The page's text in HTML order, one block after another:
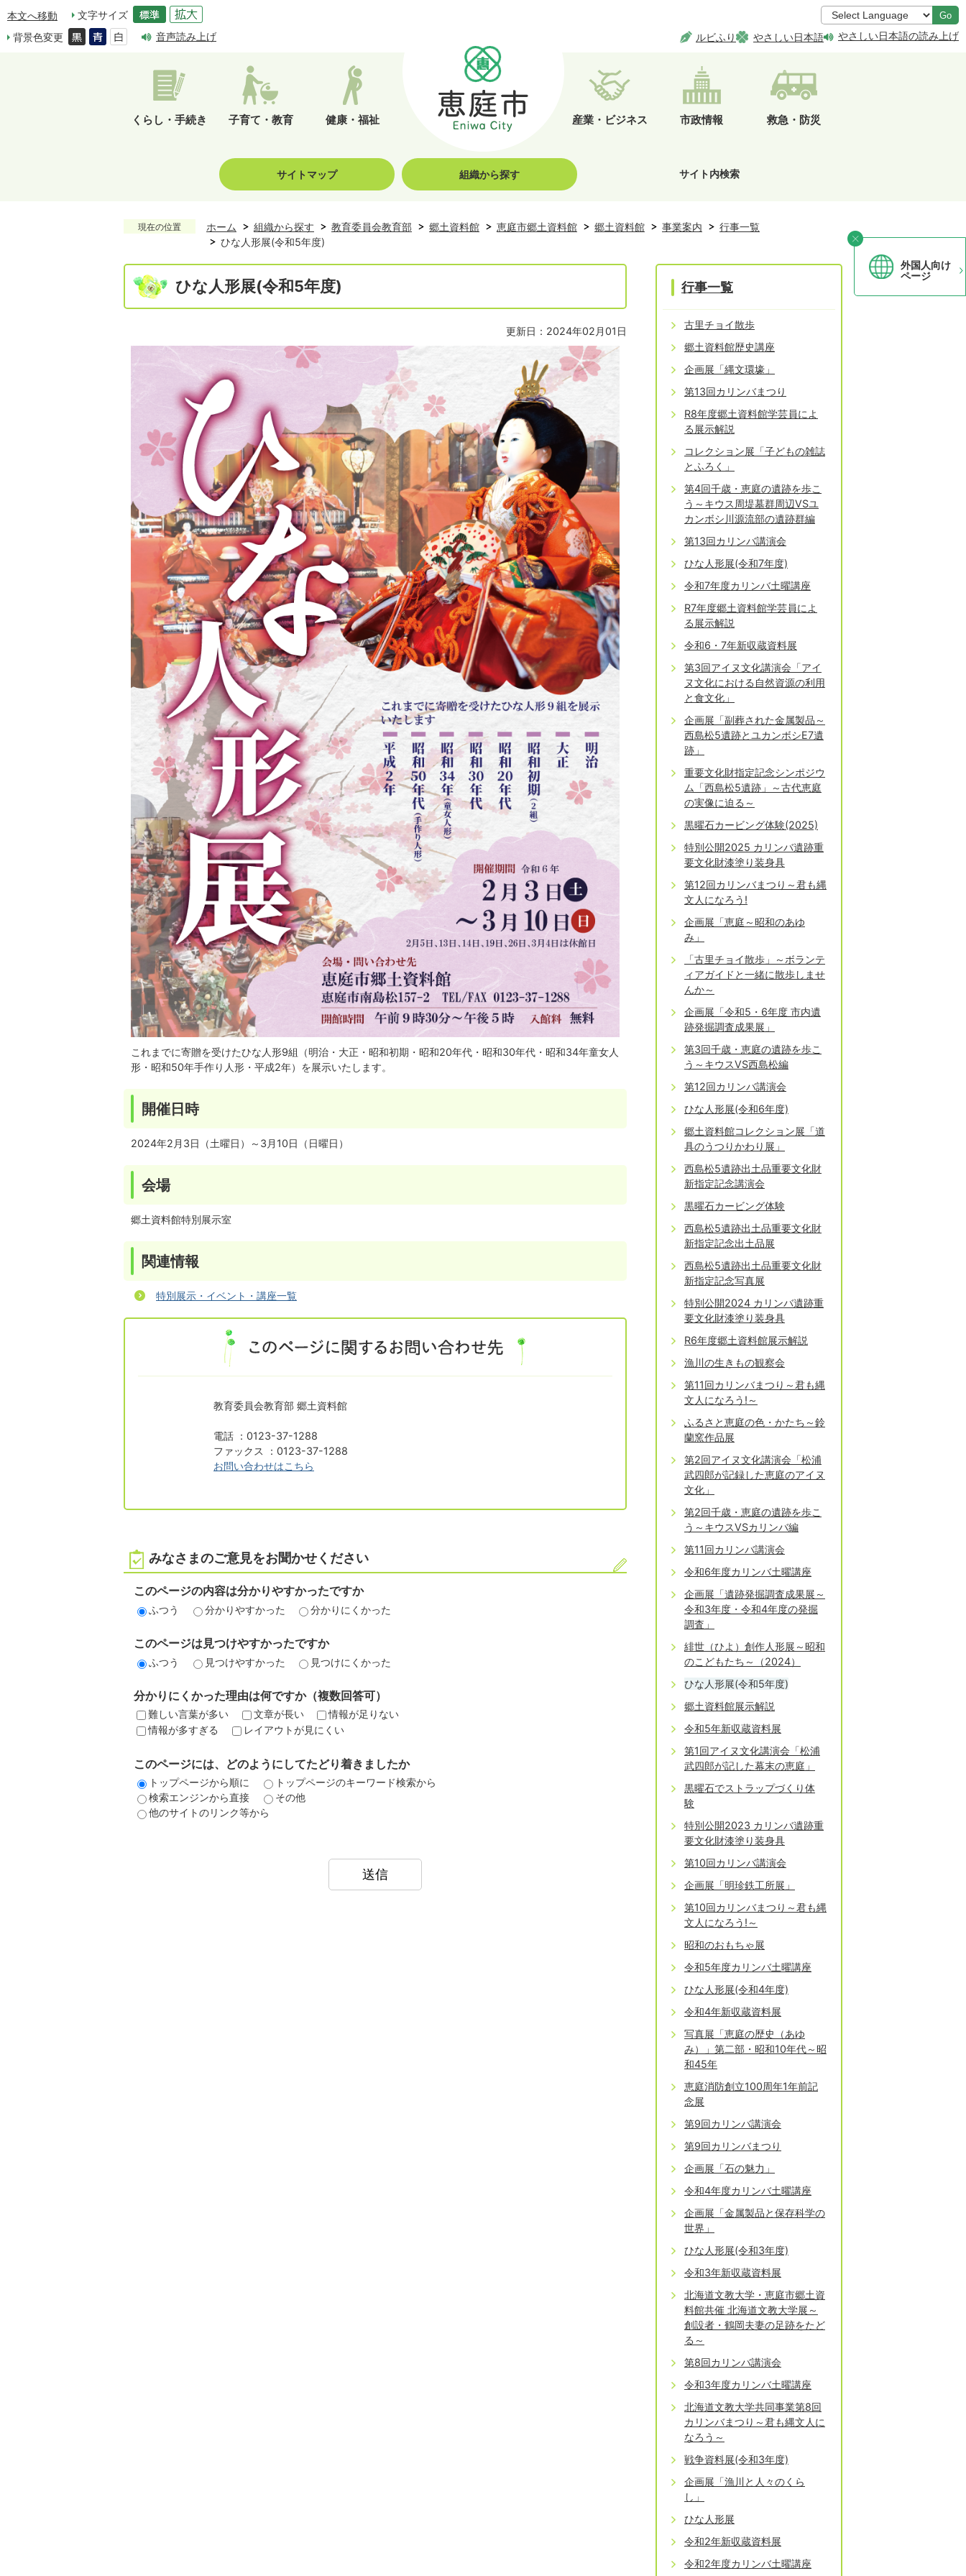
本文へ移動
文字サイズ
背景色変更
音声読み上げ
Go
ルビふり やさしい日本語 やさしい日本語の読み上げ
くらし・手続き 子育て・教育 健康・福祉 産業・ビジネス 市政情報 救急・防災
サイトマップ 組織から探す サイト内検索
外国人向け
ページ
現在の位置 ホーム 組織から探す 教育委員会教育部 郷土資料館 恵庭市郷土資料館 郷土資料館 事業案内
行事一覧
ひな人形展(令和5年度)
ひな人形展(令和5年度)
更新日：2024年02月01日
これまでに寄贈を受けたひな人形9組（明治・大正・昭和初期・昭和20年代・昭和30年代・昭和34年童女人
形・昭和50年手作り人形・平成2年）を展示いたします。
開催日時
2024年2月3日（土曜日）～3月10日（日曜日）
会場
郷土資料館特別展示室
関連情報
特別展示・イベント・講座一覧
教育委員会教育部 郷土資料館
電話 ：0123-37-1288
ファックス ：0123-37-1288
お問い合わせはこちら
みなさまのご意見をお聞かせください
このページの内容は分かりやすかったですか
ふつう 分かりやすかった 分かりにくかった
このページは見つけやすかったですか
ふつう 見つけやすかった 見つけにくかった
分かりにくかった理由は何ですか（複数回答可）
難しい言葉が多い 文章が長い
情報が足りない
情報が多すぎる
レイアウトが見にくい
このページには、どのようにしてたどり着きましたか
トップページから順に
トップページのキーワード検索から
検索エンジンから直接
その他
他のサイトのリンク等から
行事一覧
古里チョイ散歩
郷土資料館歴史講座
企画展「縄文環壕」
第13回カリンバまつり
R8年度郷土資料館学芸員によ
る展示解説
コレクション展「子どもの雑誌
とふろく」
第4回千歳・恵庭の遺跡を歩こ
う～キウス周堤墓群周辺VSユ
カンボシ川源流部の遺跡群編
第13回カリンバ講演会
ひな人形展(令和7年度)
令和7年度カリンバ土曜講座
R7年度郷土資料館学芸員によ
る展示解説
令和6・7年新収蔵資料展
第3回アイヌ文化講演会「アイ
ヌ文化における自然資源の利用
と食文化」
企画展「副葬された金属製品～
西島松5遺跡とユカンボシE7遺
跡」
重要文化財指定記念シンポジウ
ム「西島松5遺跡」～古代恵庭
の実像に迫る～
黒曜石カービング体験(2025)
特別公開2025 カリンバ遺跡重
要文化財漆塗り装身具
第12回カリンバまつり～君も縄
文人になろう!
企画展「恵庭～昭和のあゆ
み」
「古里チョイ散歩」～ボランテ
ィアガイドと一緒に散歩しませ
んか～
企画展「令和5・6年度 市内遺
跡発掘調査成果展」
第3回千歳・恵庭の遺跡を歩こ
う～キウスVS西島松編
第12回カリンバ講演会
ひな人形展(令和6年度)
郷土資料館コレクション展「道
具のうつりかわり展」
西島松5遺跡出土品重要文化財
新指定記念講演会
黒曜石カービング体験
西島松5遺跡出土品重要文化財
新指定記念出土品展
西島松5遺跡出土品重要文化財
新指定記念写真展
特別公開2024 カリンバ遺跡重
要文化財漆塗り装身具
R6年度郷土資料館展示解説
漁川の生きもの観察会
第11回カリンバまつり～君も縄
文人になろう!～
ふるさと恵庭の色・かたち～鈴
蘭窯作品展
第2回アイヌ文化講演会「松浦
武四郎が記録した恵庭のアイヌ
文化」
第2回千歳・恵庭の遺跡を歩こ
う～キウスVSカリンバ編
第11回カリンバ講演会
令和6年度カリンバ土曜講座
企画展「遺跡発掘調査成果展～
令和3年度・令和4年度の発掘
調査」
緋世（ひよ）創作人形展～昭和
のこどもたち～（2024）
ひな人形展(令和5年度)
郷土資料館展示解説
令和5年新収蔵資料展
第1回アイヌ文化講演会「松浦
武四郎が記した幕末の恵庭」
黒曜石でストラップづくり体
験
特別公開2023 カリンバ遺跡重
要文化財漆塗り装身具
第10回カリンバ講演会
企画展「明珍鉄工所展」
第10回カリンバまつり～君も縄
文人になろう!～
昭和のおもちゃ展
令和5年度カリンバ土曜講座
ひな人形展(令和4年度)
令和4年新収蔵資料展
写真展「恵庭の歴史（あゆ
み）」第二部・昭和10年代～昭
和45年
恵庭消防創立100周年1年前記
念展
第9回カリンバ講演会
第9回カリンバまつり
企画展「石の魅力」
令和4年度カリンバ土曜講座
企画展「金属製品と保存科学の
世界」
ひな人形展(令和3年度)
令和3年新収蔵資料展
北海道文教大学・恵庭市郷土資
料館共催 北海道文教大学展～
創設者・鶴岡夫妻の足跡をたど
る～
第8回カリンバ講演会
令和3年度カリンバ土曜講座
北海道文教大学共同事業第8回
カリンバまつり～君も縄文人に
なろう～
戦争資料展(令和3年度)
企画展「漁川と人々のくら
し」
ひな人形展
令和2年新収蔵資料展
令和2年度カリンバ土曜講座